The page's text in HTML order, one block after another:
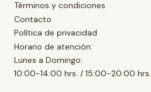
Términos y condiciones
Contacto
Política de privacidad
Horario de atención:
Lunes a Domingo:
10:00-14:00 hrs. / 15:00-20:00 hrs.